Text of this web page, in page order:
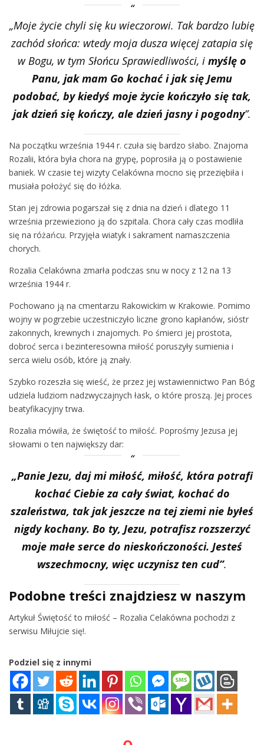
„Moje życie chyli się ku wieczorowi. Tak bardzo lubię
zachód słońca: wtedy moja dusza więcej zatapia się
w Bogu, w tym Słońcu Sprawiedliwości, i myślę o
Panu, jak mam Go kochać i jak się Jemu
podobać, by kiedyś moje życie kończyło się tak,
jak dzień się kończy, ale dzień jasny i pogodny”.
Na początku września 1944 r. czuła się bardzo słabo. Znajoma
Rozalii, która była chora na grypę, poprosiła ją o postawienie
baniek. W czasie tej wizyty Celakówna mocno się przeziębiła i
musiała położyć się do łóżka.
Stan jej zdrowia pogarszał się z dnia na dzień i dlatego 11
września przewieziono ją do szpitala. Chora cały czas modliła
się na różańcu. Przyjęła wiatyk i sakrament namaszczenia
chorych.
Rozalia Celakówna zmarła podczas snu w nocy z 12 na 13
września 1944 r.
Pochowano ją na cmentarzu Rakowickim w Krakowie. Pomimo
wojny w pogrzebie uczestniczyło liczne grono kapłanów, sióstr
zakonnych, krewnych i znajomych. Po śmierci jej prostota,
dobroć serca i bezinteresowna miłość poruszyły sumienia i
serca wielu osób, które ją znały.
Szybko rozeszła się wieść, że przez jej wstawiennictwo Pan Bóg
udziela ludziom nadzwyczajnych łask, o które proszą. Jej proces
beatyfikacyjny trwa.
Rozalia mówiła, że świętość to miłość. Poprośmy Jezusa jej
słowami o ten największy dar:
„Panie Jezu, daj mi miłość, miłość, która potrafi
kochać Ciebie za cały świat, kochać do
szaleństwa, tak jak jeszcze na tej ziemi nie byłeś
nigdy kochany. Bo ty, Jezu, potrafisz rozszerzyć
moje małe serce do nieskończoności. Jesteś
wszechmocny, więc uczynisz ten cud”.
Podobne treści znajdziesz w naszym
Artykuł Świętość to miłość – Rozalia Celakówna pochodzi z
serwisu Miłujcie się!.
Podziel się z innymi